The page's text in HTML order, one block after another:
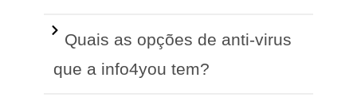
Quais as opções de anti-virus
que a info4you tem?